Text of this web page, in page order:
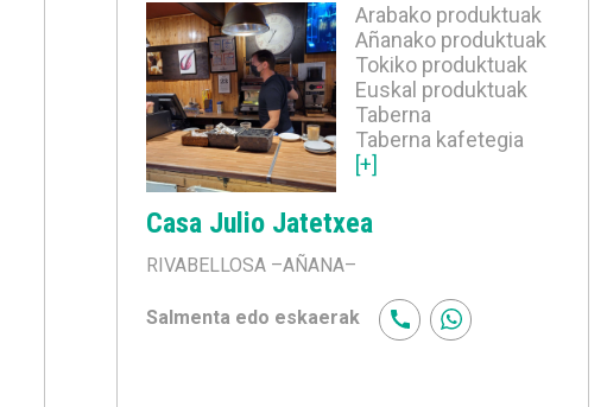
Arabako produktuak
Añanako produktuak
Tokiko produktuak
Euskal produktuak
Taberna
Taberna kafetegia
[+]
Casa Julio Jatetxea
RIVABELLOSA –AÑANA–
Salmenta edo eskaerak